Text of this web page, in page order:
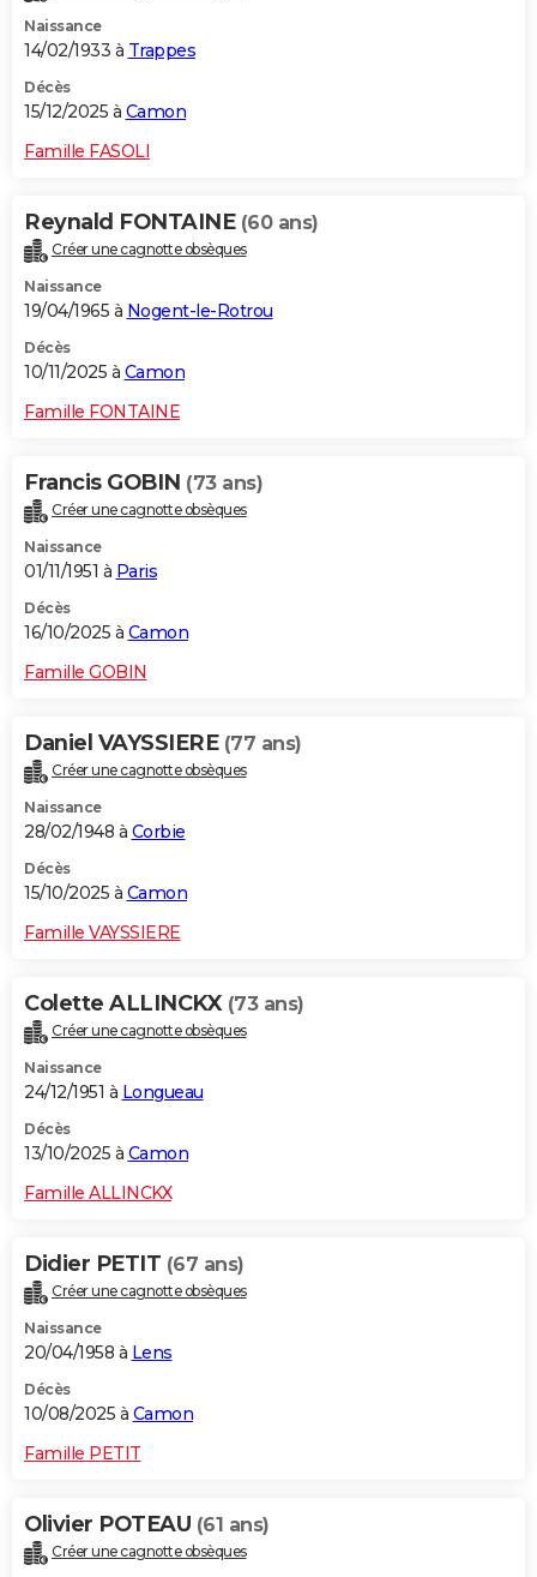
Naissance
14/02/1933 à Trappes
Décès
15/12/2025 à Camon
Famille FASOLI
Reynald FONTAINE (60 ans)
Créer une cagnotte obsèques
Naissance
19/04/1965 à Nogent-le-Rotrou
Décès
10/11/2025 à Camon
Famille FONTAINE
Francis GOBIN (73 ans)
Créer une cagnotte obsèques
Naissance
01/11/1951 à Paris
Décès
16/10/2025 à Camon
Famille GOBIN
Daniel VAYSSIERE (77 ans)
Créer une cagnotte obsèques
Naissance
28/02/1948 à Corbie
Décès
15/10/2025 à Camon
Famille VAYSSIERE
Colette ALLINCKX (73 ans)
Créer une cagnotte obsèques
Naissance
24/12/1951 à Longueau
Décès
13/10/2025 à Camon
Famille ALLINCKX
Didier PETIT (67 ans)
Créer une cagnotte obsèques
Naissance
20/04/1958 à Lens
Décès
10/08/2025 à Camon
Famille PETIT
Olivier POTEAU (61 ans)
Créer une cagnotte obsèques